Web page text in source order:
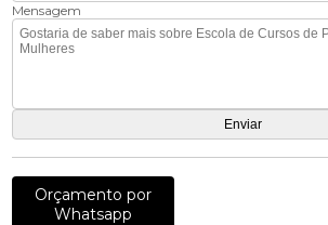
Mensagem
Orçamento por
Whatsapp